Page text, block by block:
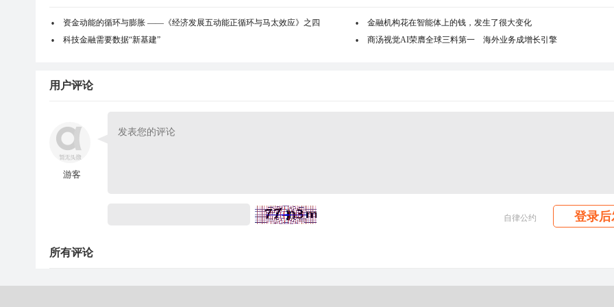
资金动能的循环与膨胀 ——《经济发展五动能正循环与马太效应》之四
金融机构花在智能体上的钱，发生了很大变化
科技金融需要数据“新基建”
商汤视觉AI荣膺全球三料第一 海外业务成增长引擎
用户评论
游客
自律公约 登录后
所有评论